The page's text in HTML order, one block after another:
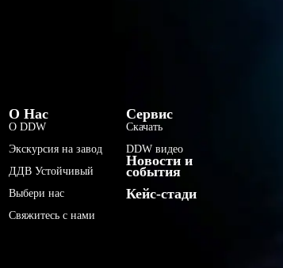
О Нас
О DDW
Экскурсия на завод
ДДВ Устойчивый
Выбери нас
Свяжитесь с нами
Сервис
Скачать
DDW видео
Новости и
события
Кейс-стади
한국어
Bahasa Indonesia
हिन्दी
فارسی